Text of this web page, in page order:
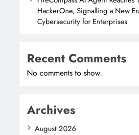
HackerOne, Signalling a New
Cybersecurity for Enterprises
Recent Comments
No comments to show.
Archives
August 2026